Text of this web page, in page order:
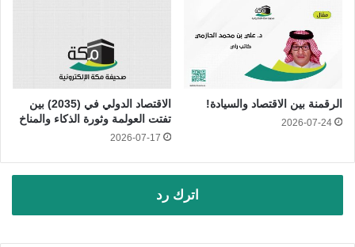
الرقمنة بين الاقتصاد والسيادة!
2026-07-24
الاقتصاد الدولي في (2035) بين
تفتت العولمة وثورة الذكاء والمناخ
2026-07-17
اترك رد